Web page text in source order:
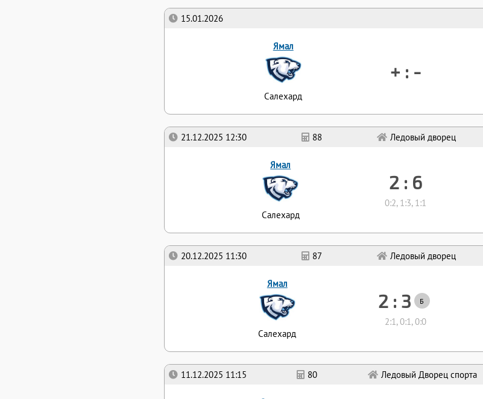
11.12.2025 11:15 80 Ледовый Дворец спорта
20.12.2025 11:30 87 Ледовый дворец
Ямал
Салехард
2 : 3 Б
2:1, 0:1, 0:0
21.12.2025 12:30 88 Ледовый дворец
Ямал
Салехард
2 : 6
0:2, 1:3, 1:1
15.01.2026
Ямал
Салехард
+ : -